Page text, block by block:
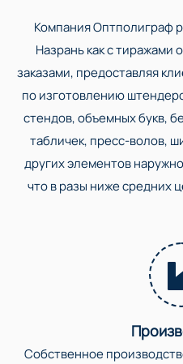
Компания Оптполиграф
Назрань как с тиражами
заказами, предоставляя
по изготовлению
стендов, объемных букв,
табличек, пресс-волов,
других элементов
что в разы ниже средних
Собственное